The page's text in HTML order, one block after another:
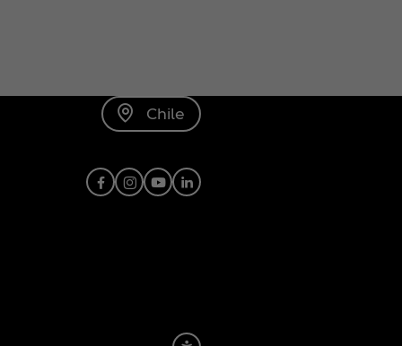
Chile
Facebook
Instagram
YoutubeLinkedin